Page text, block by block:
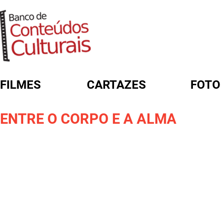
FILMES CARTAZES
ENTRE O CORPO E A ALMA
FORMULÁRIO DE BUSCA